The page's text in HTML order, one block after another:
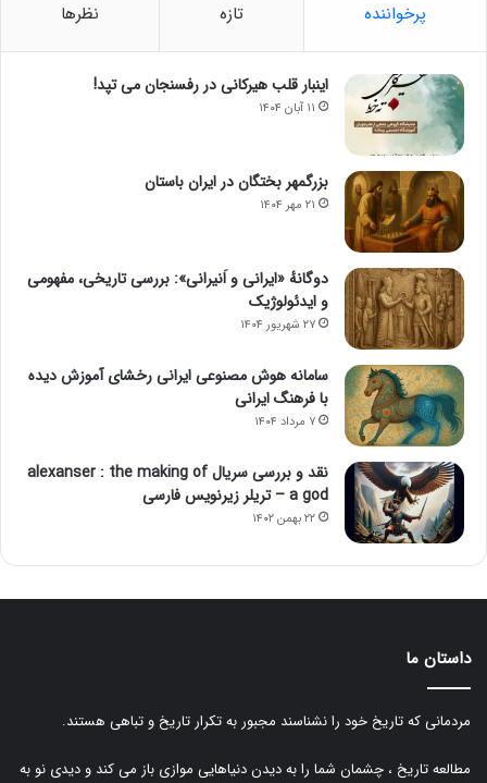
پرخواننده تازه نظرها
اینبار قلب هیرکانی در رفسنجان می تپد!
۱۱ آبان ۱۴۰۴
بزرگمهر بختگان در ایران باستان
۲۱ مهر ۱۴۰۴
دوگانهٔ «ایرانی و اَنیرانی»: بررسی تاریخی، مفهومی
و ایدئولوژیک
۲۷ شهریور ۱۴۰۴
سامانه هوش مصنوعی ایرانی رخشای آموزش دیده
با فرهنگ ایرانی
۷ مرداد ۱۴۰۴
نقد و بررسی سریال alexanser : the making of
a god – تریلر زیرنویس فارسی
۲۲ بهمن ۱۴۰۲
داستان ما
مردمانی که تاریخ خود را نشناسند مجبور به تکرار تاریخ و تباهی هستند.
مطالعه تاریخ ، چشمان شما را به دیدن دنیاهایی موازی باز می کند و دیدی نو به